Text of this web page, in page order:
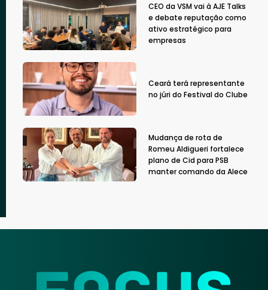
CEO da VSM vai à AJE Talks
e debate reputação como
ativo estratégico para
empresas
Ceará terá representante
no júri do Festival do Clube
Mudança de rota de
Romeu Aldigueri fortalece
plano de Cid para PSB
manter comando da Alece